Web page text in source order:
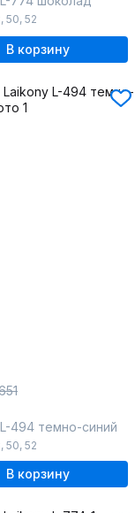
, 50, 52
В корзину
L-494 темно-синий
, 50, 52
В корзину